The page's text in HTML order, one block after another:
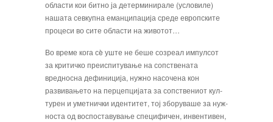
области кои битно ја детерминирале (условиле)
нашата севкуп­на еманципација среде европските
процеси во сите области на животот…
Во време кога сè уште не беше созреал им­пулсот
за критичко преиспитување на сопстве­ната
вредносна дефиниција, нужно насочена кон
развивањето на перцепцијата за сопствениот кул­
турен и уметнички идентитет, тој зборуваше за нуж­
носта од воспоставување специфичен, инвентивен,